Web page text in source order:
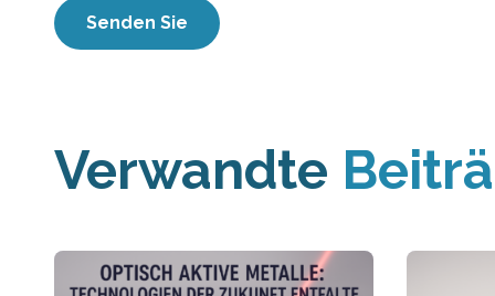
Verwandte